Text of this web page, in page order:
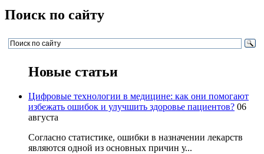
Поиск по сайту
Новые статьи
Цифровые технологии в медицине: как они помогают
избежать ошибок и улучшить здоровье пациентов? 06
августа
Согласно статистике, ошибки в назначении лекарств
являются одной из основных причин у...